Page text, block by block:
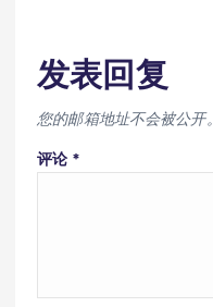
发表回复
您的邮箱地址不会被公开。
评论 *